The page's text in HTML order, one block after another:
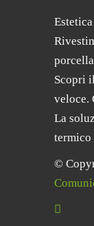
Scopri
veloce.
La
termico
©